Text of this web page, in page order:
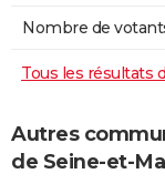
Nombre de
Tous les résultats
Autres
de Seine-et-